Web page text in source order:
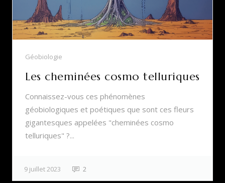
Géobiologie
Les cheminées cosmo telluriques
Connaissez-vous ces phénomènes
géobiologiques et poétiques que sont ces fleurs
gigantesques appelées "cheminées cosmo
telluriques" ?...
9 juillet 2023 2